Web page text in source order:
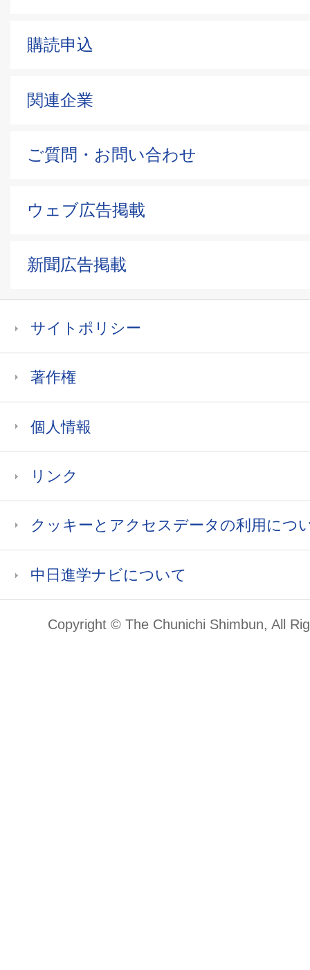
購読申込
関連企業
ご質問・お問い合わせ
ウェブ広告掲載
新聞広告掲載
サイトポリシー
著作権
個人情報
リンク
クッキーとアクセスデータの利用につ
中日進学ナビについて
Copyright © The Chunichi Shimbun, All